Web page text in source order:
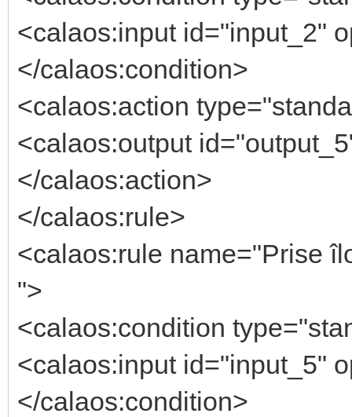
<calaos:input id="input_2"
</calaos:condition>
<calaos:action
<calaos:output
</calaos:action>
</calaos:rule>
<calaos:rule name="Prise
">
<calaos:condition
<calaos:input id="input_5"
</calaos:condition>